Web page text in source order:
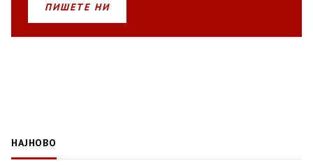
ПИШЕТЕ НИ
НАЈНОВО